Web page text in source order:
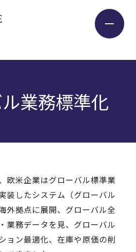
業務標準化
欧米企業はグローバル標準業
装したシステム（グローバル
外拠点に展開、グローバル全
業務データを見、グローバル
ョン最適化、在庫や原価の削